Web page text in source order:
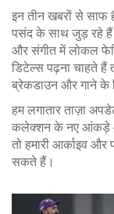
इन तीन खबरों से साफ
पसंद के साथ जुड़ रहे हैं
और संगीत में लोकल
डिटेल्स पढ़ना चाहते
ब्रेकडाउन और गाने के
हम लगातार ताज़ा
कलेक्शन के नए आंकड़े
तो हमारी आर्काइव
सकते हैं।